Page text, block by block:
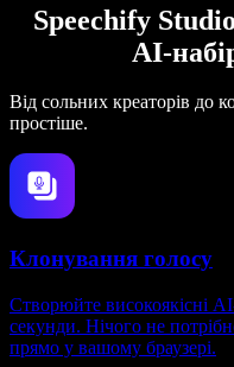
Speechify
AI-
Від сольних креаторів до
простіше.
Клонування голосу
Створюйте високоякісні
секунди. Нічого не
прямо у вашому браузері.